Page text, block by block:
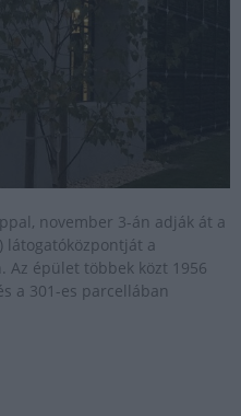
november 3-án adják át a
látogatóközpontját a
Az épület többek közt 1956
a 301-es parcellában